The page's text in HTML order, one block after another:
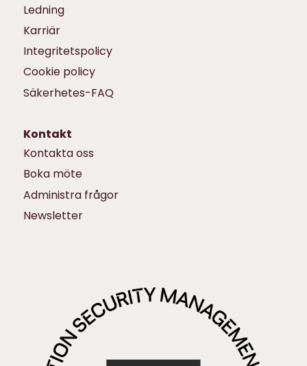
Ledning
Karriär
Integritetspolicy
Cookie policy
Säkerhetes-FAQ
Kontakt
Kontakta oss
Boka möte
Administra frågor
Newsletter